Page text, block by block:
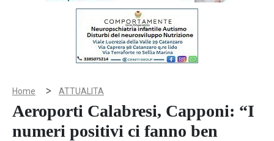
Home > ATTUALITA
Aeroporti Calabresi, Capponi: “I
numeri positivi ci fanno ben